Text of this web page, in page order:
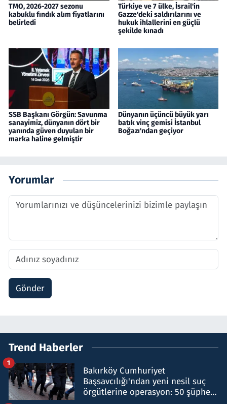
TMO, 2026-2027 sezonu
kabuklu fındık alım fiyatlarını
belirledi
Türkiye ve 7 ülke, İsrail'in
Gazze'deki saldırılarını ve
hukuk ihlallerini en güçlü
şekilde kınadı
SSB Başkanı Görgün: Savunma
sanayimiz, dünyanın dört bir
yanında güven duyulan bir
marka haline gelmiştir
Dünyanın üçüncü büyük yarı
batık vinç gemisi İstanbul
Boğazı'ndan geçiyor
Yorumlar
Gönder
Trend Haberler
Bakırköy Cumhuriyet
Başsavcılığı'ndan yeni nesil suç
örgütlerine operasyon: 50 şüpheli
1